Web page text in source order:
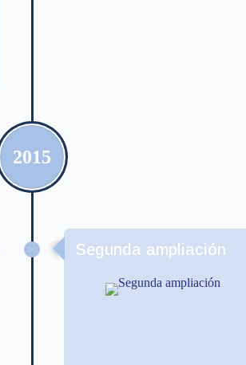
2015
Segunda ampliación